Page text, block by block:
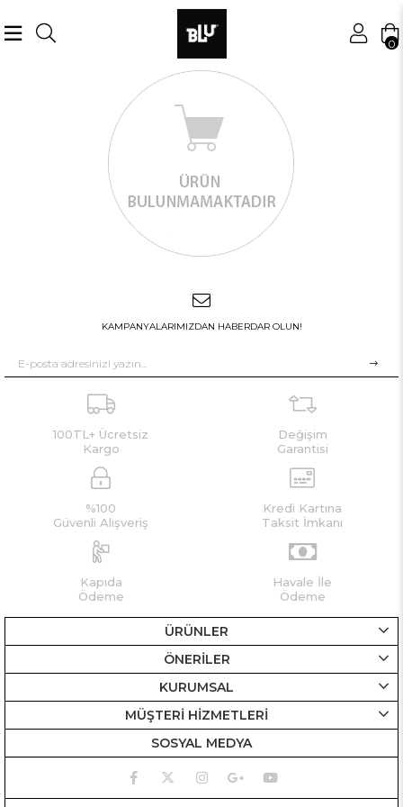
0
KAMPANYALARIMIZDAN HABERDAR OLUN!
100TL+ Ücretsiz
Kargo
Değişim
Garantisi
%100
Güvenli Alışveriş
Kredi Kartına
Taksit İmkanı
Kapıda
Ödeme
Havale İle
Ödeme
ÜRÜNLER
ÖNERİLER
KURUMSAL
MÜŞTERİ HİZMETLERİ
SOSYAL MEDYA